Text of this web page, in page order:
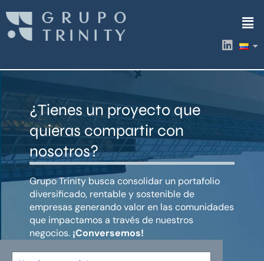
contenido
L
i
k
i
¿Tienes un proyecto que
quieras compartir con
nosotros?
Grupo Trinity busca consolidar un portafolio
diversificado, rentable y sostenible de
empresas generando valor en las comunidades
que impactamos a través de nuestros
negocios. ¡Conversemos!